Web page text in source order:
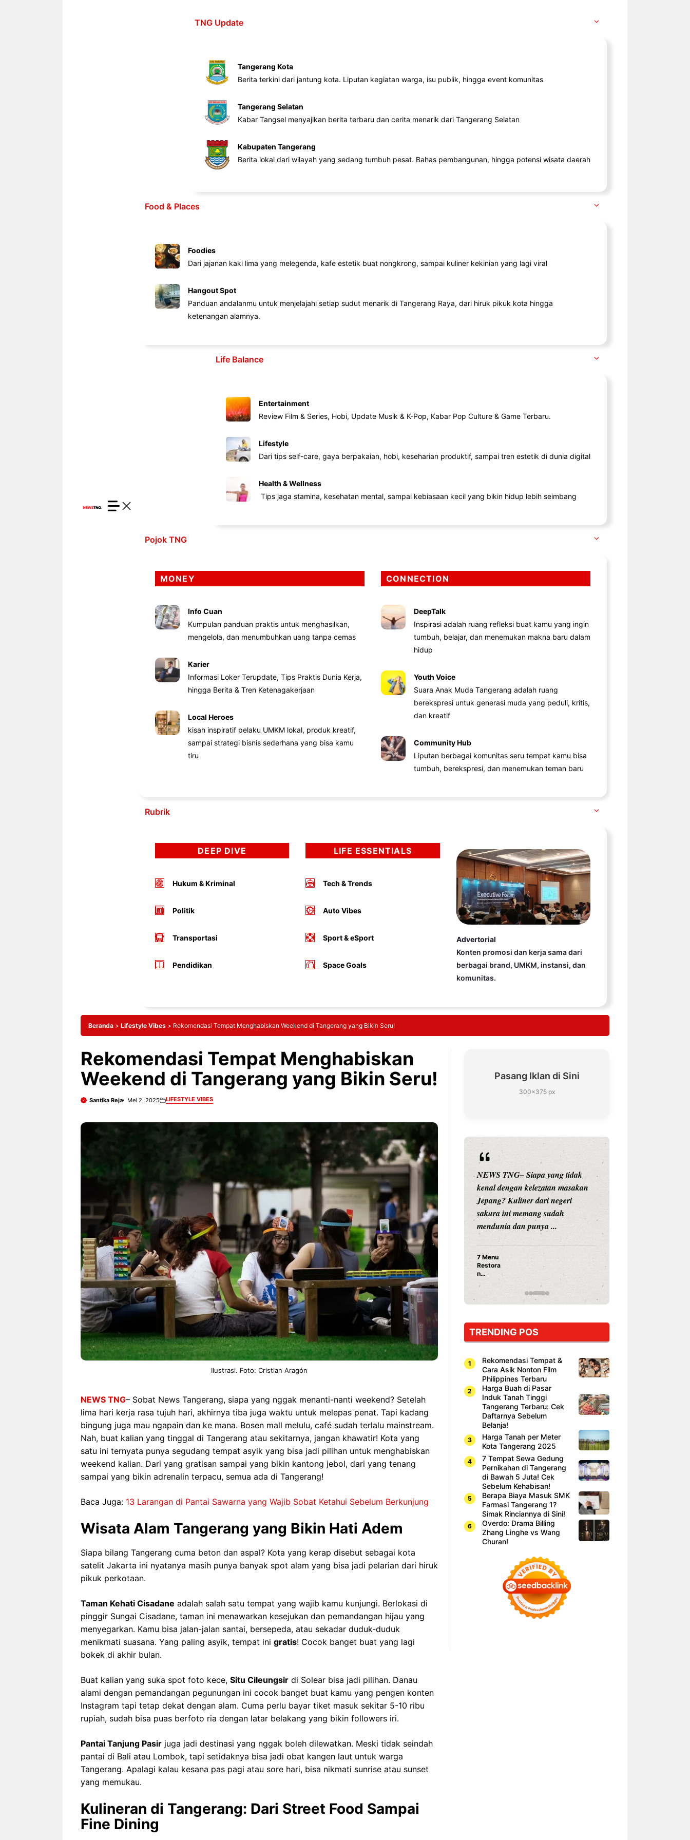
TNG Update
Tangerang Kota
Berita terkini dari jantung kota. Liputan kegiatan warga, isu publik, hingga event komunitas
Tangerang Selatan
Kabar Tangsel menyajikan berita terbaru dan cerita menarik dari Tangerang Selatan
Kabupaten Tangerang
Berita lokal dari wilayah yang sedang tumbuh pesat. Bahas pembangunan, hingga potensi wisata daerah
Food & Places
Foodies
Dari jajanan kaki lima yang melegenda, kafe estetik buat nongkrong, sampai kuliner kekinian yang lagi viral
Hangout Spot
Panduan andalanmu untuk menjelajahi setiap sudut menarik di Tangerang Raya, dari hiruk pikuk kota hingga
ketenangan alamnya.
Life Balance
Entertainment
Review Film & Series, Hobi, Update Musik & K-Pop, Kabar Pop Culture & Game Terbaru.
Lifestyle
Dari tips self-care, gaya berpakaian, hobi, keseharian produktif, sampai tren estetik di dunia digital
Health & Wellness
Tips jaga stamina, kesehatan mental, sampai kebiasaan kecil yang bikin hidup lebih seimbang
Pojok TNG
MONEY
Info Cuan
Kumpulan panduan praktis untuk menghasilkan,
mengelola, dan menumbuhkan uang tanpa cemas
Karier
Informasi Loker Terupdate, Tips Praktis Dunia Kerja,
hingga Berita & Tren Ketenagakerjaan
Local Heroes
kisah inspiratif pelaku UMKM lokal, produk kreatif,
sampai strategi bisnis sederhana yang bisa kamu
tiru
CONNECTION
DeepTalk
Inspirasi adalah ruang refleksi buat kamu yang ingin
tumbuh, belajar, dan menemukan makna baru dalam
hidup
Youth Voice
Suara Anak Muda Tangerang adalah ruang
berekspresi untuk generasi muda yang peduli, kritis,
dan kreatif
Community Hub
Liputan berbagai komunitas seru tempat kamu bisa
tumbuh, berekspresi, dan menemukan teman baru
Rubrik
DEEP DIVE
Hukum & Kriminal
Politik
Transportasi
Pendidikan
LIFE ESSENTIALS
Tech & Trends
Auto Vibes
Sport & eSport
Space Goals
Advertorial
Konten promosi dan kerja sama dari
berbagai brand, UMKM, instansi, dan
komunitas.
Beranda > Lifestyle Vibes > Rekomendasi Tempat Menghabiskan Weekend di Tangerang yang Bikin Seru!
Rekomendasi Tempat Menghabiskan
Weekend di Tangerang yang Bikin Seru!
Santika Reja Mei 2, 2025 LIFESTYLE VIBES
Ilustrasi. Foto: Cristian Aragón
NEWS TNG– Sobat News Tangerang, siapa yang nggak menanti-nanti weekend? Setelah
lima hari kerja rasa tujuh hari, akhirnya tiba juga waktu untuk melepas penat. Tapi kadang
bingung juga mau ngapain dan ke mana. Bosen mall melulu, café sudah terlalu mainstream.
Nah, buat kalian yang tinggal di Tangerang atau sekitarnya, jangan khawatir! Kota yang
satu ini ternyata punya segudang tempat asyik yang bisa jadi pilihan untuk menghabiskan
weekend kalian. Dari yang gratisan sampai yang bikin kantong jebol, dari yang tenang
sampai yang bikin adrenalin terpacu, semua ada di Tangerang!
Baca Juga: 13 Larangan di Pantai Sawarna yang Wajib Sobat Ketahui Sebelum Berkunjung
Wisata Alam Tangerang yang Bikin Hati Adem
Siapa bilang Tangerang cuma beton dan aspal? Kota yang kerap disebut sebagai kota
satelit Jakarta ini nyatanya masih punya banyak spot alam yang bisa jadi pelarian dari hiruk
pikuk perkotaan.
Taman Kehati Cisadane adalah salah satu tempat yang wajib kamu kunjungi. Berlokasi di
pinggir Sungai Cisadane, taman ini menawarkan kesejukan dan pemandangan hijau yang
menyegarkan. Kamu bisa jalan-jalan santai, bersepeda, atau sekadar duduk-duduk
menikmati suasana. Yang paling asyik, tempat ini gratis! Cocok banget buat yang lagi
bokek di akhir bulan.
Buat kalian yang suka spot foto kece, Situ Cileungsir di Solear bisa jadi pilihan. Danau
alami dengan pemandangan pegunungan ini cocok banget buat kamu yang pengen konten
Instagram tapi tetap dekat dengan alam. Cuma perlu bayar tiket masuk sekitar 5-10 ribu
rupiah, sudah bisa puas berfoto ria dengan latar belakang yang bikin followers iri.
Pantai Tanjung Pasir juga jadi destinasi yang nggak boleh dilewatkan. Meski tidak seindah
pantai di Bali atau Lombok, tapi setidaknya bisa jadi obat kangen laut untuk warga
Tangerang. Apalagi kalau kesana pas pagi atau sore hari, bisa nikmati sunrise atau sunset
yang memukau.
Kulineran di Tangerang: Dari Street Food Sampai
Fine Dining
Pasang Iklan di Sini
300×375 px
NEWS TNG– Siapa sangka, dua
Nunung Srimulat dan Vicky
Prasetyo, kini merambah dunia
Nunung Srimulat & Vicky
Prasetyo Buka Restoran
Ayam Panggang! Cuma Rp
15 Ribu, Resep Rahasia
Mami Bikin Nagih!
NEWS TNG– Bandung –
Menyambut pergantian tahun
2026, restoran all you can eat
Kakkoii All You Can Eat Bandung
menghadirkan ...
Sambut 2026, Kakkoii
Bandung Hadirkan Pesta All
You Can Eat Mulai Rp
145.000
NEWS TNG– Pernah gak sih
kamu mulai ngerjain sesuatu cuma
buat iseng-iseng, eh ternyata malah
jadi peluang bisnis yang
menguntungkan? ...
Dari Iseng Jadi Cuan: Kisah
TUM_ATUL yang Ubah
Hampers Jadi Bisnis Kece
NEWS TNG– Siapa yang tidak
kenal dengan kelezatan masakan
Jepang? Kuliner dari negeri
sakura ini memang sudah
mendunia dan punya ...
7 Menu
Restora
n
yang
Dicoba,
Cuma
Sushi!
TRENDING POS
Rekomendasi Tempat &
Cara Asik Nonton Film
Philippines Terbaru
Harga Buah di Pasar
Induk Tanah Tinggi
Tangerang Terbaru: Cek
Daftarnya Sebelum
Belanja!
Harga Tanah per Meter
Kota Tangerang 2025
7 Tempat Sewa Gedung
Pernikahan di Tangerang
di Bawah 5 Juta! Cek
Sebelum Kehabisan!
Berapa Biaya Masuk SMK
Farmasi Tangerang 1?
Simak Rinciannya di Sini!
Overdo: Drama Billing
Zhang Linghe vs Wang
Churan!